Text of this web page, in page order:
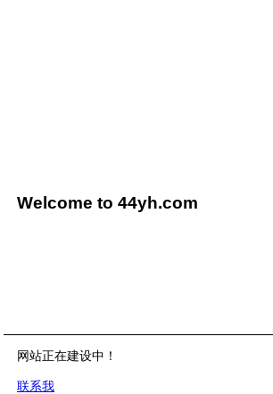
Welcome to 44yh.com
网站正在建设中！
联系我